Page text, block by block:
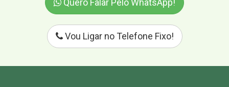
Vou Ligar no Telefone Fixo!